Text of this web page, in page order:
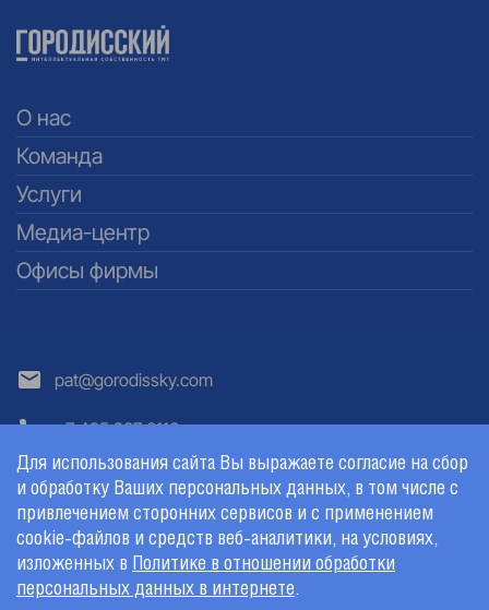
Для использования сайта Вы принимаете условия нашего
Пользовательского соглашения.
Для использования сайта Вы выражаете согласие на сбор
и обработку Ваших персональных данных, в том числе с
привлечением сторонних сервисов и с применением
cookie-файлов и средств веб-аналитики, на условиях,
изложенных в
Политике в отношении обработки
персональных данных в интернете.
О нас
Команда
Услуги
Медиа-центр
Офисы фирмы
pat@gorodissky.com
+7 495 937 6116
© ООО «Юридическая фирма Городисский и Партнеры», 2026
Россия 129090, Москва, ул. Большая Спасская, 25, стр. 3
Пользовательское соглашение